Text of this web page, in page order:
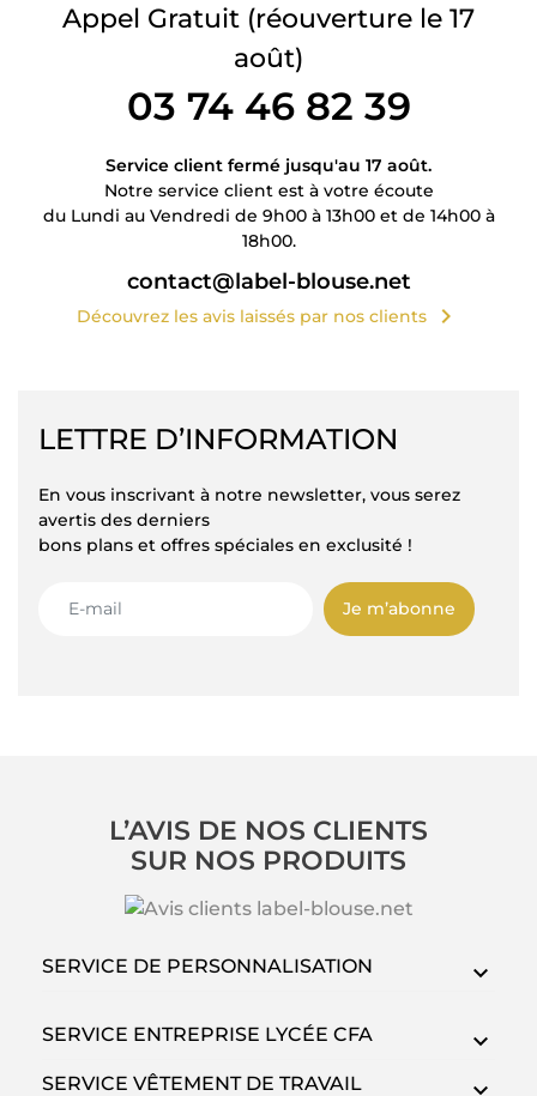
Appel Gratuit (réouverture le 17
août)
03 74 46 82 39
Service client fermé jusqu'au 17 août.
Notre service client est à votre écoute
du Lundi au Vendredi de 9h00 à 13h00 et de 14h00 à
18h00.
contact@label-blouse.net
Découvrez les avis laissés par nos clients chevron_right
LETTRE D’INFORMATION
En vous inscrivant à notre newsletter, vous serez
avertis des derniers
bons plans et offres spéciales en exclusité !
Je m’abonne
L’AVIS DE NOS CLIENTS
SUR NOS PRODUITS
SERVICE DE PERSONNALISATION
SERVICE ENTREPRISE LYCÉE CFA
SERVICE VÊTEMENT DE TRAVAIL